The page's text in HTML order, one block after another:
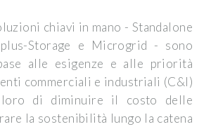
chiavi in mano - Standalone
plus-Storage e Microgrid - sono
alle esigenze e alle priorità
commerciali e industriali (C&I)
loro di diminuire il costo delle
la sostenibilità lungo la catena